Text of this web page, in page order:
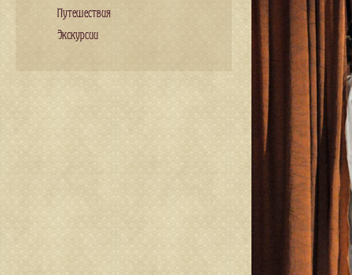
Путешествия
Экскурсии